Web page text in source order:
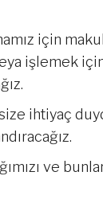
için
işlemek
size ihtiyaç
ve